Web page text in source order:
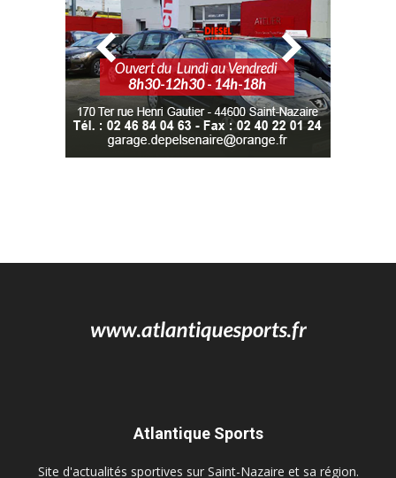
Atlantique Sports
Site d'actualités sportives sur Saint-Nazaire et sa région.